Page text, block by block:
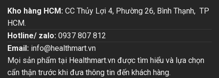
Kho hàng HCM: CC Thủy Lợi 4, Phường 26, Bình Thạnh, TP
HCM.
Hotline/ zalo: 0937 807 812
Email: info@healthmart.vn
Mọi sản phẩm tại Healthmart.vn được tìm hiểu và lựa chọn
cẩn thận trước khi đưa thông tin đến khách hàng.